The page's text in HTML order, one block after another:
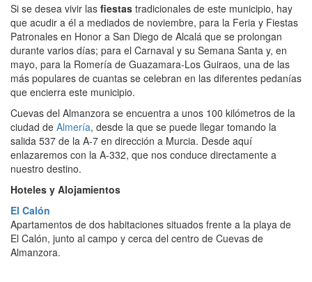
Si se desea vivir las fiestas tradicionales de este municipio, hay
que acudir a él a mediados de noviembre, para la Feria y Fiestas
Patronales en Honor a San Diego de Alcalá que se prolongan
durante varios días; para el Carnaval y su Semana Santa y, en
mayo, para la Romería de Guazamara-Los Guiraos, una de las
más populares de cuantas se celebran en las diferentes pedanías
que encierra este municipio.
Cuevas del Almanzora se encuentra a unos 100 kilómetros de la
ciudad de Almería, desde la que se puede llegar tomando la
salida 537 de la A-7 en dirección a Murcia. Desde aquí
enlazaremos con la A-332, que nos conduce directamente a
nuestro destino.
Hoteles y Alojamientos
El Calón
Apartamentos de dos habitaciones situados frente a la playa de
El Calón, junto al campo y cerca del centro de Cuevas de
Almanzora.